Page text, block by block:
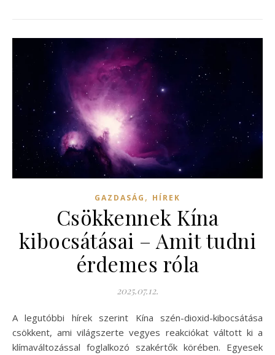
GAZDASÁG , HÍREK
Csökkennek Kína
kibocsátásai – Amit tudni
érdemes róla
2025.07.12.
A legutóbbi hírek szerint Kína szén-dioxid-kibocsátása
csökkent, ami világszerte vegyes reakciókat váltott ki a
klímaváltozással foglalkozó szakértők körében. Egyesek